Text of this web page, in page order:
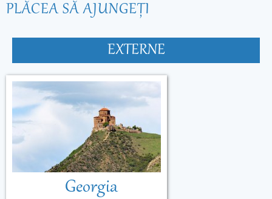
PLĂCEA SĂ AJUNGEŢI
EXTERNE
Georgia